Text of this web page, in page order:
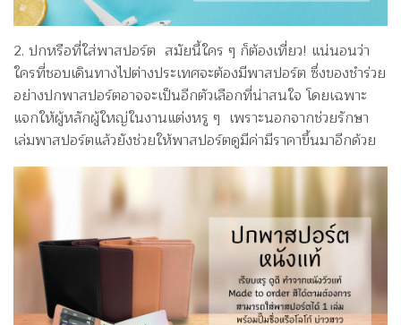
2. ปกหรือที่ใส่พาสปอร์ต สมัยนี้ใคร ๆ ก็ต้องเที่ยว! แน่นอนว่า
ใครที่ชอบเดินทางไปต่างประเทศจะต้องมีพาสปอร์ต ซึ่งของชำร่วย
อย่างปกพาสปอร์ตอาจจะเป็นอีกตัวเลือกที่น่าสนใจ โดยเฉพาะ
แจกให้ผู้หลักผู้ใหญ่ในงานแต่งหรู ๆ เพราะนอกจากช่วยรักษา
เล่มพาสปอร์ตแล้วยังช่วยให้พาสปอร์ตดูมีค่ามีราคาขึ้นมาอีกด้วย